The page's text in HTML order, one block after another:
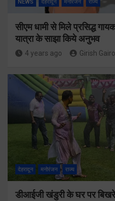
NEWS देहरादून मनोरंजन राज्य
सीएम धामी से मिले प्रसिद्ध
यात्रा के साझा किये अनुभव
4 years ago Girish
देहरादून मनोरंजन राज्य
डीआईजी खंडुरी के घर पर